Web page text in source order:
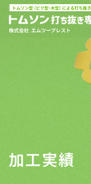
加工実績